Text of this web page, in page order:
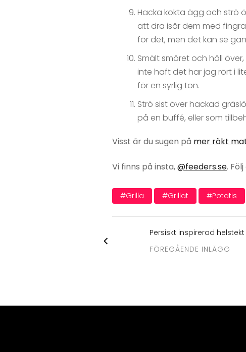
Hacka kokta ägg och strö
att dra isär dem med
för det, men det kan se
Smält smöret och häll
inte haft det har jag rört i
för en syrlig ton.
Strö sist över hackad
på en buffé, eller som
Visst är du sugen på mer rökt
Vi finns på insta,@feeders.se.
#grilla #grillat #potatis
Persiskt inspirerad
FÖREGÅENDE INLÄGG